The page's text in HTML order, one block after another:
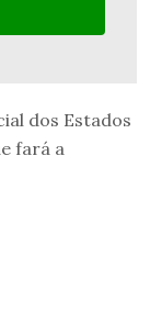
dos Estados
fará a